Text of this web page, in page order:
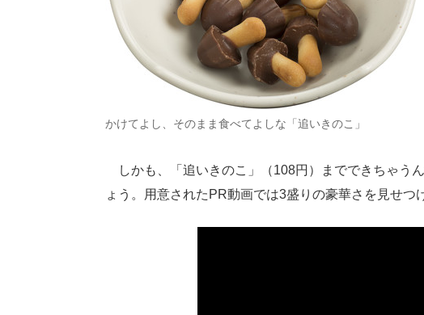
かけてよし、そのまま食べてよしな「追いきのこ」
しかも、「追いきのこ」（108円）までできちゃう
ょう。用意されたPR動画では3盛りの豪華さを見せつ